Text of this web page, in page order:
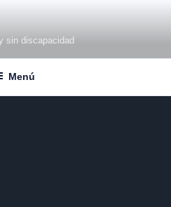
sin discapacidad
Menú